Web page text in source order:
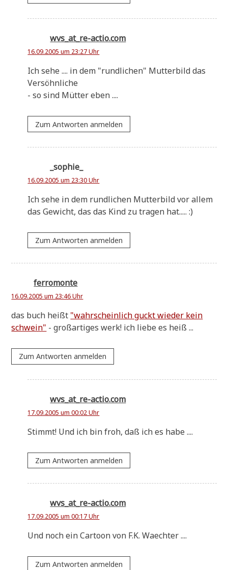
wvs_at_re-actio.com
16.09.2005 um 23:27 Uhr
Ich sehe .... in dem "rund­li­chen" Mut­ter­bild das
Versöhnliche
- so sind Müt­ter eben ....
Zum Antworten anmelden
_sophie_
16.09.2005 um 23:30 Uhr
Ich sehe in dem rund­li­chen Mut­ter­bild vor allem
das Gewicht, das das Kind zu tra­gen hat..... :)
Zum Antworten anmelden
ferromonte
16.09.2005 um 23:46 Uhr
das buch heißt "wahr­schein­lich guckt wie­der kein
schwein" - groß­ar­ti­ges werk! ich lie­be es heiß ...
Zum Antworten anmelden
wvs_at_re-actio.com
17.09.2005 um 00:02 Uhr
Stimmt! Und ich bin froh, daß ich es habe ....
Zum Antworten anmelden
wvs_at_re-actio.com
17.09.2005 um 00:17 Uhr
Und noch ein Car­toon von F.K. Waechter ....
Zum Antworten anmelden